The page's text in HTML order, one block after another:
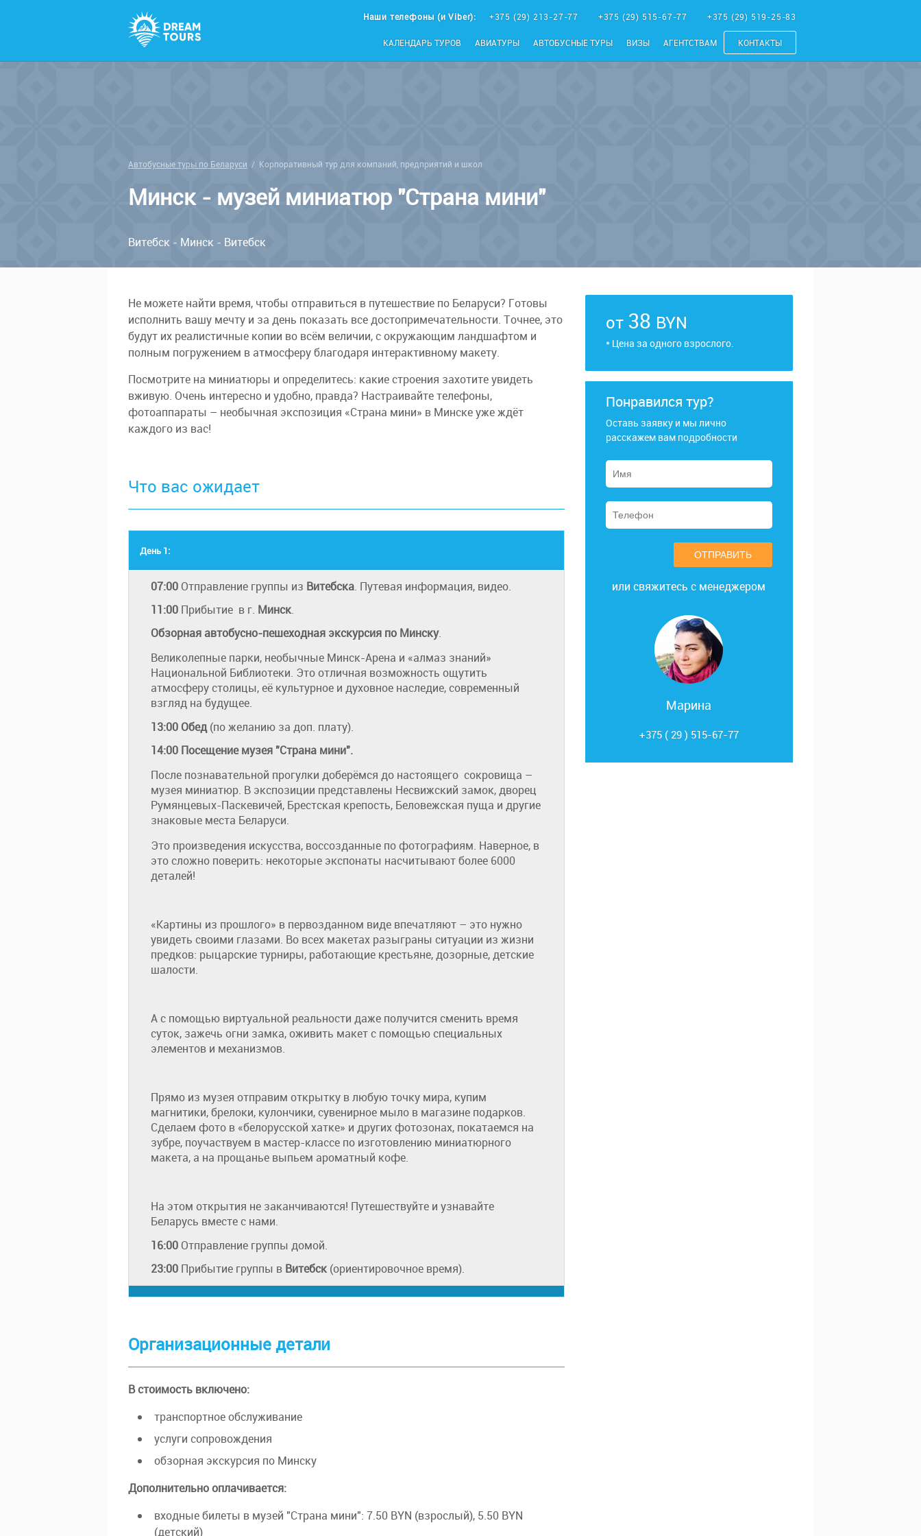
Наши телефоны (и Viber): +375 (29) 213-27-77 +375 (29) 515-67-77 +375 (29) 519-25-83
КАЛЕНДАРЬ ТУРОВ АВИАТУРЫ АВТОБУСНЫЕ ТУРЫ ВИЗЫ АГЕНТСТВАМ КОНТАКТЫ
Автобусные туры по Беларуси / Корпоративный тур для компаний, предприятий и школ
Минск - музей миниатюр "Страна мини"
Витебск - Минск - Витебск
Не можете найти время, чтобы отправиться в путешествие по Беларуси? Готовы
исполнить вашу мечту и за день показать все достопримечательности. Точнее, это
будут их реалистичные копии во всём величии, с окружающим ландшафтом и
полным погружением в атмосферу благодаря интерактивному макету.
Посмотрите на миниатюры и определитесь: какие строения захотите увидеть
вживую. Очень интересно и удобно, правда? Настраивайте телефоны,
фотоаппараты – необычная экспозиция «Страна мини» в Минске уже ждёт
каждого из вас!
Что вас ожидает
День 1:
07:00 Отправление группы из Витебска. Путевая информация, видео.
11:00 Прибытие в г. Минск.
Обзорная автобусно-пешеходная экскурсия по Минску.
Великолепные парки, необычные Минск-Арена и «алмаз знаний»
Национальной Библиотеки. Это отличная возможность ощутить
атмосферу столицы, её культурное и духовное наследие, современный
взгляд на будущее.
13:00 Обед(по желанию за доп. плату).
14:00 Посещение музея "Страна мини".
После познавательной прогулки доберёмся до настоящего сокровища –
музея миниатюр. В экспозиции представлены Несвижский замок, дворец
Румянцевых-Паскевичей, Брестская крепость, Беловежская пуща и другие
знаковые места Беларуси.
Это произведения искусства, воссозданные по фотографиям. Наверное, в
это сложно поверить: некоторые экспонаты насчитывают более 6000
деталей!
«Картины из прошлого» в первозданном виде впечатляют – это нужно
увидеть своими глазами. Во всех макетах разыграны ситуации из жизни
предков: рыцарские турниры, работающие крестьяне, дозорные, детские
шалости.
А с помощью виртуальной реальности даже получится сменить время
суток, зажечь огни замка, оживить макет с помощью специальных
элементов и механизмов.
Прямо из музея отправим открытку в любую точку мира, купим
магнитики, брелоки, кулончики, сувенирное мыло в магазине подарков.
Сделаем фото в «белорусской хатке» и других фотозонах, покатаемся на
зубре, поучаствуем в мастер-классе по изготовлению миниатюрного
макета, а на прощанье выпьем ароматный кофе.
На этом открытия не заканчиваются! Путешествуйте и узнавайте
Беларусь вместе с нами.
16:00 Отправление группы домой.
23:00 Прибытие группы в Витебск (ориентировочное время).
от 38 BYN
* Цена за одного взрослого.
Понравился тур?
Оставь заявку и мы лично
расскажем вам подробности
ОТПРАВИТЬ
или свяжитесь с менеджером
Марина
+375 ( 29 ) 515-67-77
Организационные детали
В стоимость включено:
транспортное обслуживание
услуги сопровождения
обзорная экскурсия по Минску
Дополнительно оплачивается:
входные билеты в музей "Страна мини": 7.50 BYN (взрослый), 5.50 BYN
(детский)